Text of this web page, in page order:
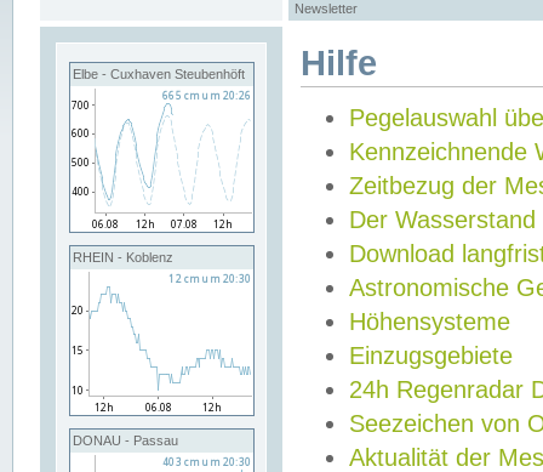
Newsletter
Elbe - Cuxhaven Steubenhöft
RHEIN - Koblenz
DONAU - Passau
Hilfe
Pegelauswahl
Kennzeichnende
Zeitbezug der
Der Wasserstand
Download
Astronomische
Höhensysteme
Einzugsgebiete
24h Regenradar
Seezeichen von
Aktualität der